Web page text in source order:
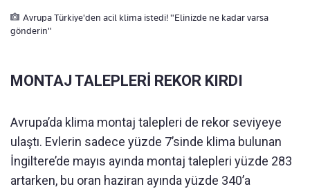
Avrupa Türkiye'den acil klima istedi! "Elinizde ne kadar varsa
gönderin"
MONTAJ TALEPLERİ REKOR KIRDI
Avrupa’da klima montaj talepleri de rekor seviyeye
ulaştı. Evlerin sadece yüzde 7’sinde klima bulunan
İngiltere’de mayıs ayında montaj talepleri yüzde 283
artarken, bu oran haziran ayında yüzde 340’a